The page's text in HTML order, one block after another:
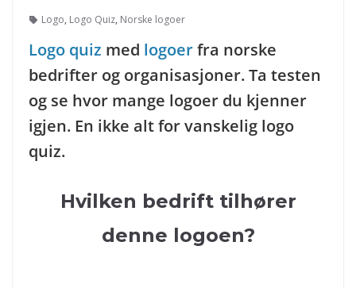
Logo, Logo Quiz, Norske logoer
Logo quiz med logoerfra norske
bedrifter og organisasjoner. Ta testen
og se hvor mange logoer du kjenner
igjen. En ikke alt for vanskelig logo
quiz.
Hvilken bedrift tilhører
denne logoen?